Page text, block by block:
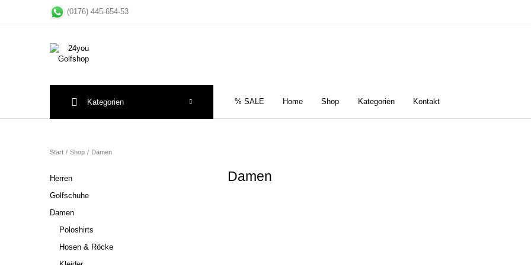
(0176) 445-654-53
% SALE Home Shop Kategorien Kontakt
Kategorien
Start / Shop / Damen
Herren
Golfschuhe
Damen
Poloshirts
Hosen & Röcke
Damen